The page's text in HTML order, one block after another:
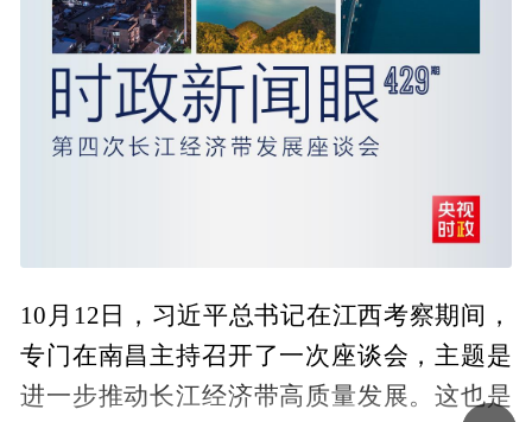
10月12日，习近平总书记在江西考察期间，
专门在南昌主持召开了一次座谈会，主题是
进一步推动长江经济带高质量发展。这也是